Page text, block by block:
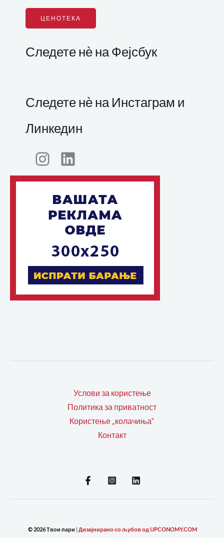
ЦЕНОТЕКА
Следете нѐ на Фејсбук
Следете нѐ на Инстаграм и
Линкедин
Услови за користење
Политика за приватност
Користење „колачиња“
Контакт
© 2026 Твои пари | Дизајнирано со љубов од UPCONOMY.COM